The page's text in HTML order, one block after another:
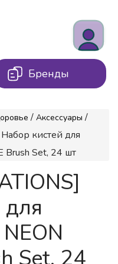
Бренды
/ Аксессуары /
кистей для
Brush Set, 24 шт